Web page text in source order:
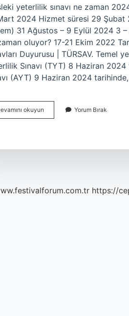
yeterlilik sınavı ne zaman
2024 Hizmet süresi 29 Şubat
31 Ağustos – 9 Eylül 2024 3
oluyor? 17-21 Ekim 2022
Duyurusu | TÜRSAV. Temel
Sınavı (TYT) 8 Haziran
(AYT) 9 Haziran 2024
okuyun
Sınavı
Yorum Bırak
https://